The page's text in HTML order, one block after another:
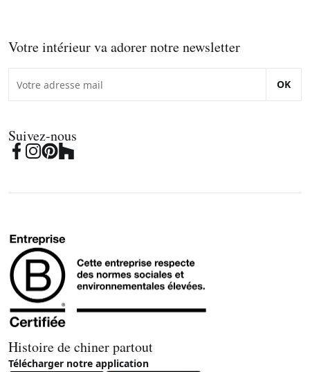
Votre intérieur va adorer notre newsletter
OK
Suivez-nous
Histoire de chiner partout
Télécharger notre application